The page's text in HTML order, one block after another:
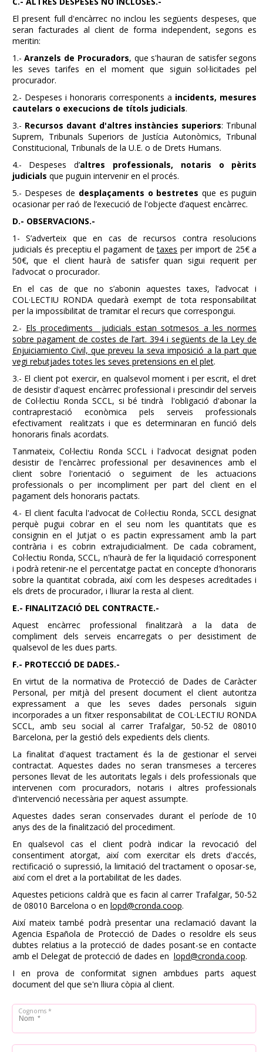
El present full d'encàrrec no inclou les següents despeses, que
seran facturades al client de forma independent, segons es
meritin:
1.-Aranzels de Procuradors, que s'hauran de satisfer segons
les seves tarifes en el moment que siguin sol·licitades pel
procurador.
2.- Despeses i honoraris corresponents a incidents, mesures
cautelars o execucions de títols judicials.
3.- Recursos davant d'altres instàncies superiors: Tribunal
Suprem, Tribunals Superiors de Justícia Autonòmics, Tribunal
Constitucional, Tribunals de la U.E. o de Drets Humans.
4.- Despeses d’altres professionals, notaris o pèrits
judicials que puguin intervenir en el procés.
5.- Despeses de desplaçaments o bestretes que es puguin
ocasionar per raó de l’execució de l'objecte d’aquest encàrrec.
D.- OBSERVACIONS.-
1- S’adverteix que en cas de recursos contra resolucions
judicials és preceptiu el pagament detaxes per import de 25€ a
50€, que el client haurà de satisfer quan sigui requerit per
l’advocat o procurador.
En el cas de que no s’abonin aquestes taxes, l’advocat i
COL·LECTIU RONDA quedarà exempt de tota responsabilitat
per la impossibilitat de tramitar el recurs que correspongui.
2.- Els procediments judicials estan sotmesos a les normes
sobre pagament de costes de l’art. 394 i següents de la Ley de
Enjuiciamiento Civil, que preveu la seva imposició a la part que
vegi rebutjades totes les seves pretensions en el plet.
3.- El client pot exercir, en qualsevol moment i per escrit, el dret
de desistir d'aquest encàrrec professional i prescindir del serveis
de Col·lectiu Ronda SCCL, si bé tindrà l'obligació d'abonar la
contraprestació econòmica pels serveis professionals
efectivament realitzats i que es determinaran en funció dels
honoraris finals acordats.
Tanmateix, Col·lectiu Ronda SCCL i l'advocat designat poden
desistir de l'encàrrec professional per desavinences amb el
client sobre l'orientació o seguiment de les actuacions
professionals o per incompliment per part del client en el
pagament dels honoraris pactats.
4.- El client faculta l'advocat de Col·lectiu Ronda, SCCL designat
perquè pugui cobrar en el seu nom les quantitats que es
consignin en el Jutjat o es pactin expressament amb la part
contrària i es cobrin extrajudicialment. De cada cobrament,
Col·lectiu Ronda, SCCL, n'haurà de fer la liquidació corresponent
i podrà retenir-ne el percentatge pactat en concepte d'honoraris
sobre la quantitat cobrada, així com les despeses acreditades i
els drets de procurador, i lliurar la resta al client.
E.- FINALITZACIÓ DEL CONTRACTE.-
Aquest encàrrec professional finalitzarà a la data de
compliment dels serveis encarregats o per desistiment de
qualsevol de les dues parts.
F.- PROTECCIÓ DE DADES.-
En virtut de la normativa de Protecció de Dades de Caràcter
Personal, per mitjà del present document el client autoritza
expressament a que les seves dades personals siguin
incorporades a un fitxer responsabilitat de COL·LECTIU RONDA
SCCL, amb seu social al carrer Trafalgar, 50-52 de 08010
Barcelona, per la gestió dels expedients dels clients.
La finalitat d'aquest tractament és la de gestionar el servei
contractat. Aquestes dades no seran transmeses a terceres
persones llevat de les autoritats legals i dels professionals que
intervenen com procuradors, notaris i altres professionals
d'intervenció necessària per aquest assumpte.
Aquestes dades seran conservades durant el període de 10
anys des de la finalització del procediment.
En qualsevol cas el client podrà indicar la revocació del
consentiment atorgat, així com exercitar els drets d'accés,
rectificació o supressió, la limitació del tractament o oposar-se,
així com el dret a la portabilitat de les dades.
Aquestes peticions caldrà que es facin al carrer Trafalgar, 50-52
de 08010 Barcelona o en lopd@cronda.coop.
Així mateix també podrà presentar una reclamació davant la
Agencia Española de Protecció de Dades o resoldre els seus
dubtes relatius a la protecció de dades posant-se en contacte
amb el Delegat de protecció de dades en lopd@cronda.coop.
I en prova de conformitat signen ambdues parts aquest
document del que se'n lliura còpia al client.
Nom *
Cognoms *